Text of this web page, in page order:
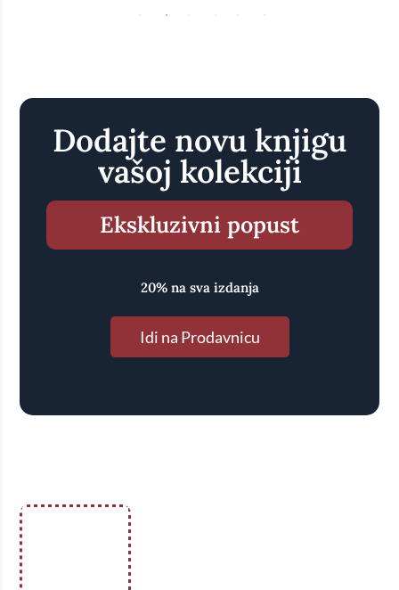
Dodajte novu knjigu
vašoj kolekciji
Ekskluzivni popust
20% na sva izdanja
Idi na Prodavnicu